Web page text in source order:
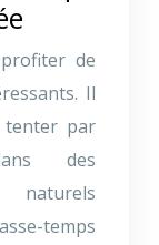
de
Il
tenter par
des
temps